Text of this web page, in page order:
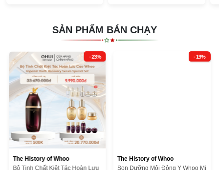
SẢN PHẨM BÁN CHẠY
- 23%
The History of Whoo
Bộ Tinh Chất Kiệt Tác Hoàn Lưu
- 19%
The History of Whoo
Son Dưỡng Môi Đông Y Whoo Mi